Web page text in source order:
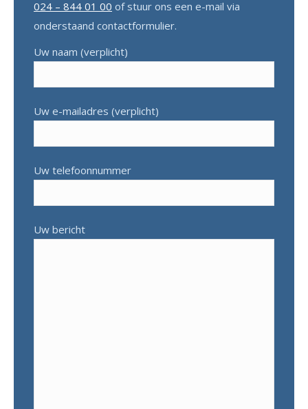
024 – 844 01 00 of stuur ons een e-mail via
onderstaand contactformulier.
Uw naam (verplicht)
Uw e-mailadres (verplicht)
Uw telefoonnummer
Uw bericht